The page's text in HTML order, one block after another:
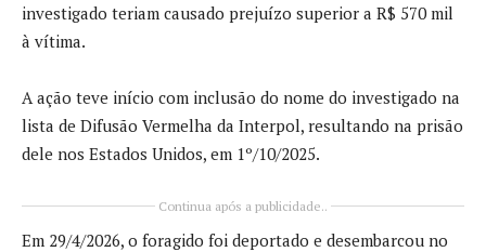
investigado teriam causado prejuízo superior a R$ 570 mil
à vítima.
A ação teve início com inclusão do nome do investigado na
lista de Difusão Vermelha da Interpol, resultando na prisão
dele nos Estados Unidos, em 1º/10/2025.
Continua após a publicidade..
Em 29/4/2026, o foragido foi deportado e desembarcou no